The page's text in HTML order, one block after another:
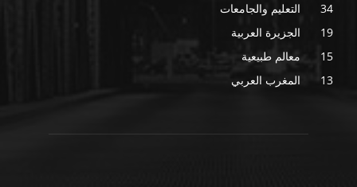
التعليم والجامعات
34
الجزيرة العربية
19
معالم طبيعية
15
المغرب العربي
13